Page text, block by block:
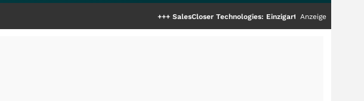
SalesCloser Technologies: Einzigartige Leistung zieht die Top-
Anzeige